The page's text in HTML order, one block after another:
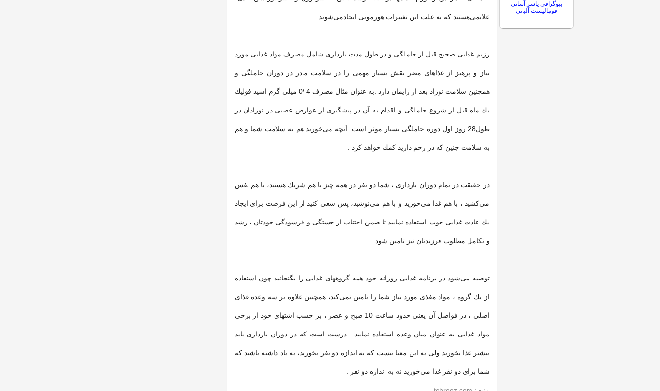
علایمی‌هستند كه به علت این تغییرات هورمونی ایجادمی‌شوند .
رژیم غذایی صحیح قبل از حاملگی و در طول مدت بارداری شامل مصرف مواد غذایی مورد
نیاز و پرهیز از غذاهای مضر نقش بسیار مهمی‌ را در سلامت مادر در دوران حاملگی و
همچنین سلامت نوزاد بعد از زایمان دارد .به عنوان مثال مصرف 4 /0 میلی گرم اسید فولیك
یك ماه قبل از شروع حاملگی و اقدام به آن در پیشگیری از عوارض عصبی در نوزادان در
طول28 روز اول دوره حاملگی بسیار موثر است. آنچه می‌خورید هم به سلامت شما و هم
به سلامت جنین كه در رحم دارید كمك خواهد كرد .
در حقیقت در تمام دوران بارداری ، شما دو نفر در همه چیز با هم شریك هستید، با هم نفس
می‌كشید ، با هم غذا می‌خورید و با هم می‌نوشید، پس سعی كنید از این فرصت برای ایجاد
یك عادت غذایی خوب استفاده نمايید تا ضمن اجتناب از خستگی و فرسودگی خودتان ، رشد
و تكامل مطلوب فرزندتان نیز تامین شود .
توصیه می‌شود در برنامه غذایی روزانه خود همه گروههای غذایی را بگنجانید چون استفاده
از یك گروه ، مواد مغذی مورد نیاز شما را تامین نمی‌كند، همچنین علاوه بر سه وعده غذای
اصلی ، در فواصل آن یعنی حدود ساعت 10 صبح و عصر ، بر حسب اشتهای خود از برخی
مواد غذایی به عنوان میان وعده استفاده نماييد . درست است كه در دوران بارداری باید
بیشتر غذا بخورید ولی به این معنا نیست كه به اندازه دو نفر بخورید، به یاد داشته باشید كه
شما برای دو نفر غذا می‌خورید نه به اندازه دو نفر .
بیوگرافی یاسر آسانی
فوتبالیست آلبانی